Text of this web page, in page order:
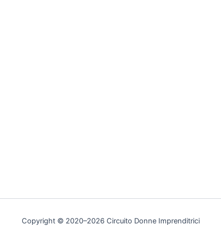
Copyright © 2020–2026 Circuito Donne Imprenditrici